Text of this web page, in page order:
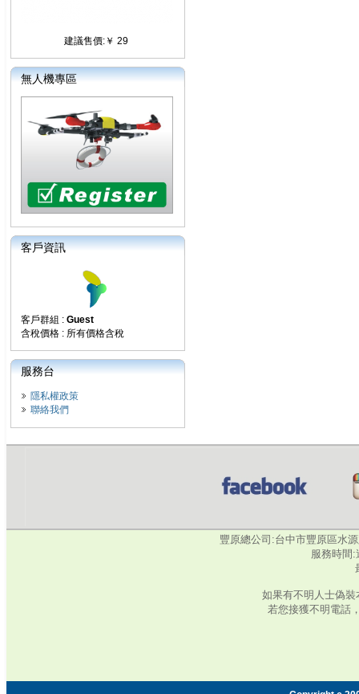
建議售價:￥ 29
無人機專區
客戶資訊
客戶群組 : Guest
含稅價格 : 所有價格含稅
服務台
隱私權政策
聯絡我們
豐原總公司:台中市豐原區水
服務時間:
如果有不明人士偽
若您接獲不明電話